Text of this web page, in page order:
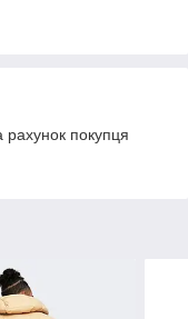
рахунок покупця